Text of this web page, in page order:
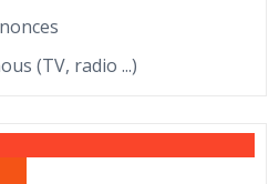
(TV, radio ...)